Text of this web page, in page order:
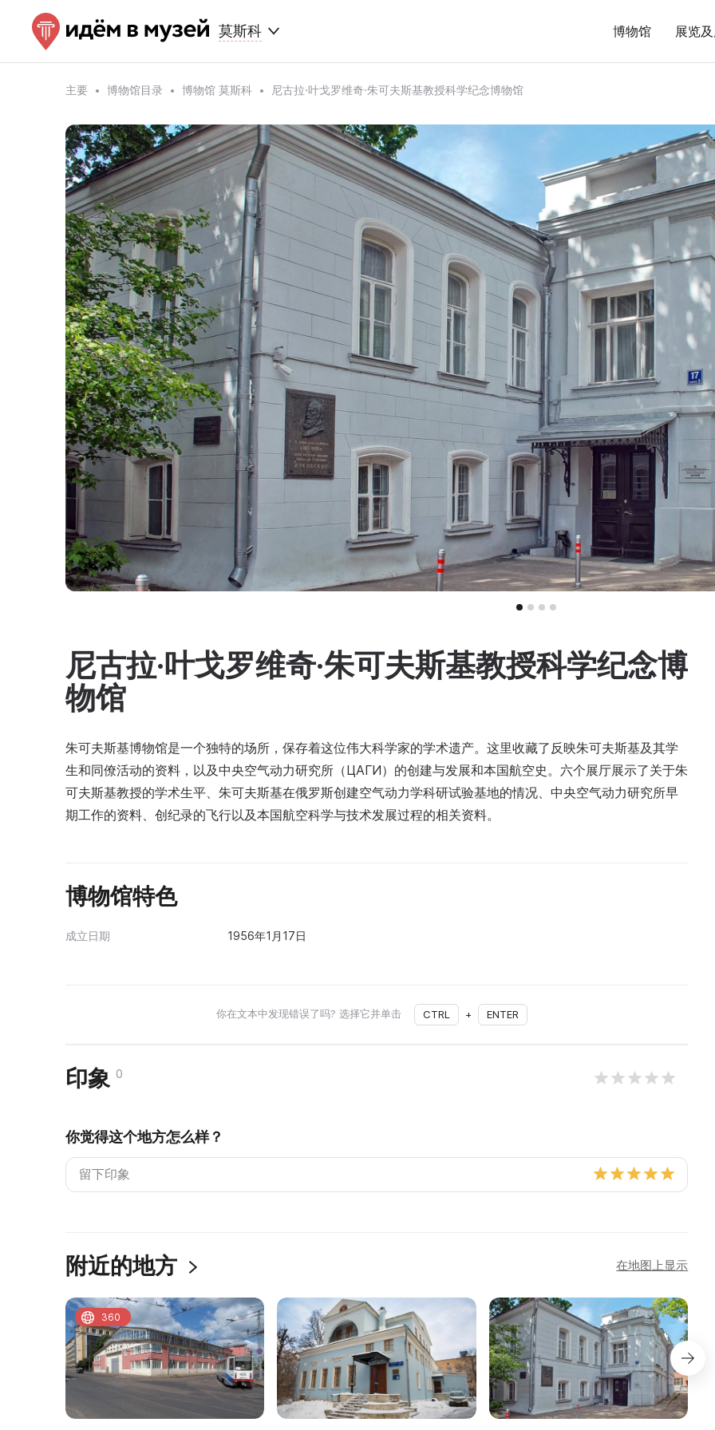
莫斯科 博物馆 展览
主要 博物馆目录 博物馆 莫斯科 尼古拉·叶戈罗维奇·朱可夫斯基教授科学纪念博物馆
尼古拉·叶戈罗维奇·朱可夫斯基教授科学纪念博
物馆
朱可夫斯基博物馆是一个独特的场所，保存着这位伟大科学家的学术遗产。这里收藏了反映朱可夫斯基及其学
生和同僚活动的资料，以及中央空气动力研究所（ЦАГИ）的创建与发展和本国航空史。六个展厅展示了关于朱
可夫斯基教授的学术生平、朱可夫斯基在俄罗斯创建空气动力学科研试验基地的情况、中央空气动力研究所早
期工作的资料、创纪录的飞行以及本国航空科学与技术发展过程的相关资料。
博物馆特色
成立日期 1956年1月17日
你在文本中发现错误了吗? 选择它并单击 CTRL + ENTER
印象 0
你觉得这个地方怎么样？
附近的地方 在地图上显示
360